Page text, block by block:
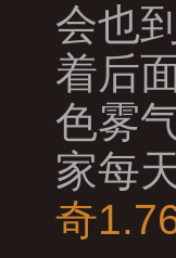
会也
着后
色雾
家每
奇